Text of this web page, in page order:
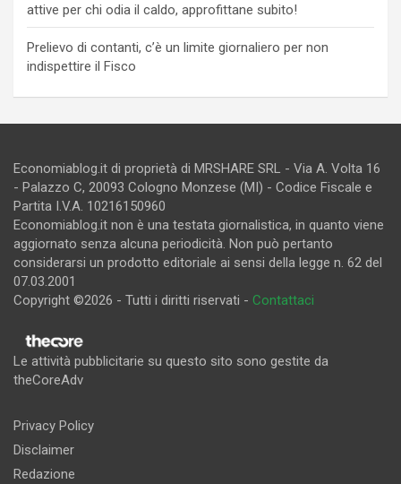
attive per chi odia il caldo, approfittane subito!
Prelievo di contanti, c’è un limite giornaliero per non
indispettire il Fisco
Economiablog.it di proprietà di MRSHARE SRL - Via A. Volta 16
- Palazzo C, 20093 Cologno Monzese (MI) - Codice Fiscale e
Partita I.V.A. 10216150960
Economiablog.it non è una testata giornalistica, in quanto viene
aggiornato senza alcuna periodicità. Non può pertanto
considerarsi un prodotto editoriale ai sensi della legge n. 62 del
07.03.2001
Copyright ©2026 - Tutti i diritti riservati - Contattaci
Le attività pubblicitarie su questo sito sono gestite da
theCoreAdv
Privacy Policy
Disclaimer
Redazione